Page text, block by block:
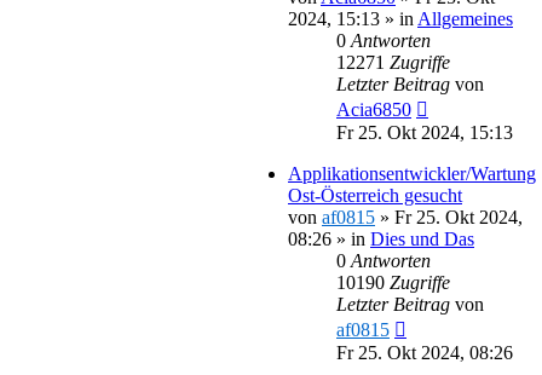
2024, 15:13 » in Allgemeines
0 Antworten
12271 Zugriffe
Letzter Beitrag von
Acia6850
Fr 25. Okt 2024, 15:13
Applikationsentwickler/Wartung
Ost-Österreich gesucht
von af0815 » Fr 25. Okt 2024,
08:26 » in Dies und Das
0 Antworten
10190 Zugriffe
Letzter Beitrag von
af0815
Fr 25. Okt 2024, 08:26